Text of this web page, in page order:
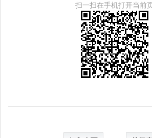
扫一扫在手机打开当前